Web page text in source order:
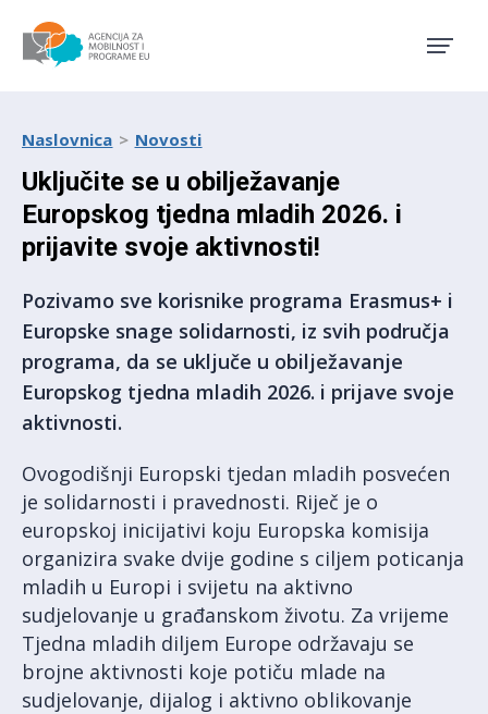
Naslovnica Novosti
Uključite se u obilježavanje
Europskog tjedna mladih 2026. i
prijavite svoje aktivnosti!
Pozivamo sve korisnike programa Erasmus+ i
Europske snage solidarnosti, iz svih područja
programa, da se uključe u obilježavanje
Europskog tjedna mladih 2026. i prijave svoje
aktivnosti.
Ovogodišnji Europski tjedan mladih posvećen
je solidarnosti i pravednosti. Riječ je o
europskoj inicijativi koju Europska komisija
organizira svake dvije godine s ciljem poticanja
mladih u Europi i svijetu na aktivno
sudjelovanje u građanskom životu. Za vrijeme
Tjedna mladih diljem Europe održavaju se
brojne aktivnosti koje potiču mlade na
sudjelovanje, dijalog i aktivno oblikovanje